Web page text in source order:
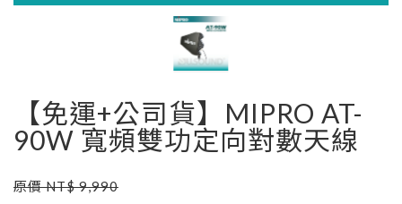
【免運+公司貨】MIPRO AT-
90W 寬頻雙功定向對數天線
原價 NT$ 9,990